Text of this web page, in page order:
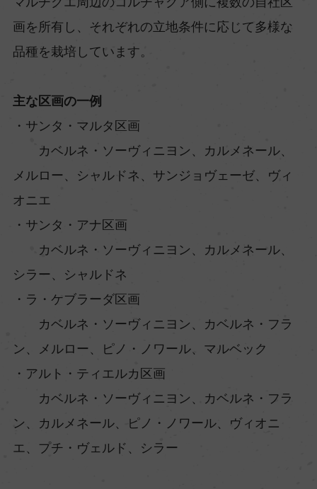
画を所有し、それぞれの立地条件に応じて多様な
品種を栽培しています。
主な区画の一例
・サンタ・マルタ区画
カベルネ・ソーヴィニヨン、カルメネール、
メルロー、シャルドネ、サンジョヴェーゼ、ヴィ
オニエ
・サンタ・アナ区画
カベルネ・ソーヴィニヨン、カルメネール、
シラー、シャルドネ
・ラ・ケブラーダ区画
カベルネ・ソーヴィニヨン、カベルネ・フラ
ン、メルロー、ピノ・ノワール、マルベック
・アルト・ティエルカ区画
カベルネ・ソーヴィニヨン、カベルネ・フラ
ン、カルメネール、ピノ・ノワール、ヴィオニ
エ、プチ・ヴェルド、シラー